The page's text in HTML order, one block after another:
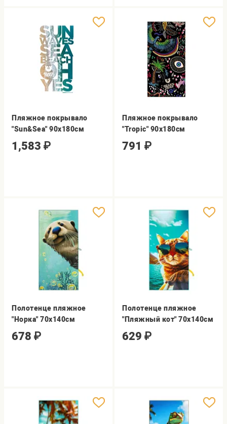
Пляжное покрывало
"Sun&Sea" 90х180см
1,583 ₽
Пляжное покрывало
"Tropic" 90х180см
791 ₽
Полотенце пляжное
"Норка" 70х140см
678 ₽
Полотенце пляжное
"Пляжный кот" 70х140см
629 ₽